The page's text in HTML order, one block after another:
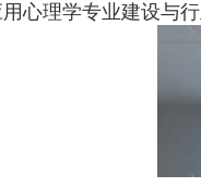
心理学专业建设与